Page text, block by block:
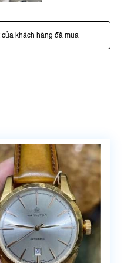
khách hàng đã mua